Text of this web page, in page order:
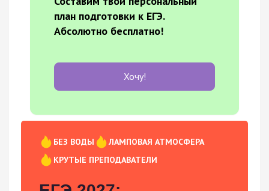
план подготовки к ЕГЭ.
Абсолютно бесплатно!
Хочу!
БЕЗ ВОДЫ
ЛАМПОВАЯ АТМОСФЕРА
КРУТЫЕ ПРЕПОДАВАТЕЛИ